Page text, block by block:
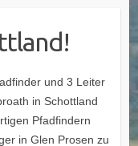
und 3 Leiter
in Schottland
Pfadfindern
in Glen Prosen zu